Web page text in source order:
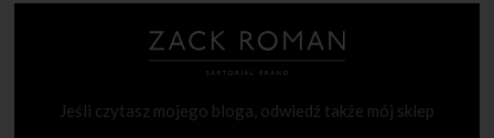
Jeśli czytasz mojego bloga, odwiedź także mój sklep